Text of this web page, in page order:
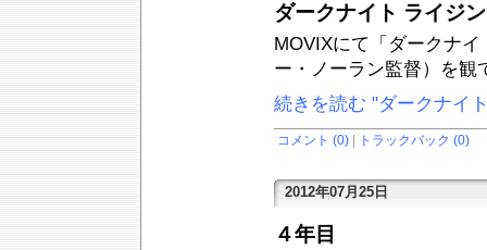
ダークナイト ライジ
MOVIXにて「ダークナ
ー・ノーラン監督）を観
続きを読む "ダークナイ
コメント (0) トラックバック (0)
2012年07月25日
４年目